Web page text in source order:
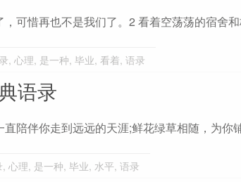
可惜再也不是我们了。2 看着空荡荡的宿舍
, 心理, 是一种, 毕业, 看着, 语录
语录
陪伴你走到远远的天涯;鲜花绿草相随，为你
, 心理, 是一种, 毕业, 水平, 语录